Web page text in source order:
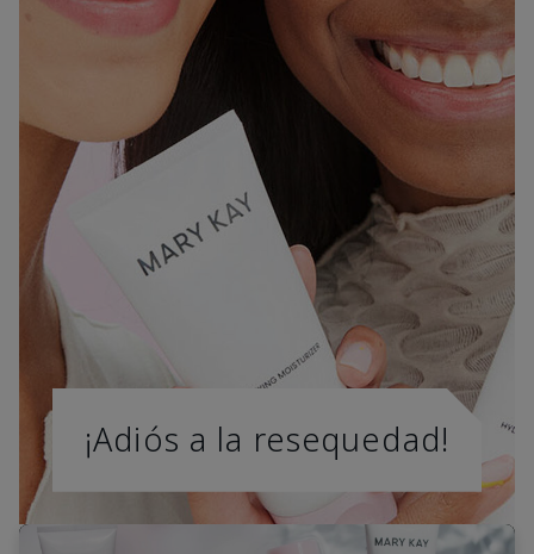
¡Adiós a la resequedad!